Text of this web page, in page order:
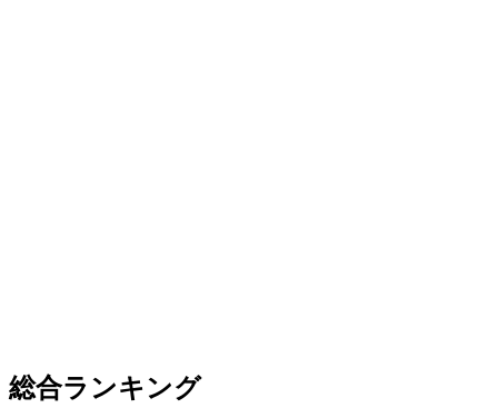
総合ランキング